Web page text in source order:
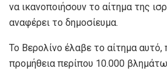
να ικανοποιήσουν το αίτημα της
αναφέρει το δημοσίευμα.
Το Βερολίνο έλαβε το αίτημα
προμήθεια περίπου 10.000